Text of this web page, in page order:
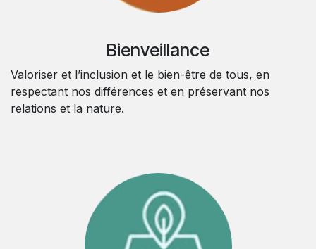
Bienveillance
Valoriser et l’inclusion et le bien-être de tous, en
respectant nos différences et en préservant nos
relations et la nature.